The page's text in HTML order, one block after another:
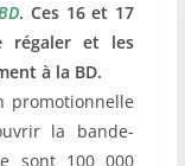
. Ces 16 et 17
régaler et les
à la BD.
promotionnelle
la bande-
sont 100 000